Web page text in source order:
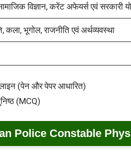
सामाजिक विज्ञान, करेंट अफेयर्स एवं सरकारी
भूगोल, राजनीति एवं अर्थव्यवस्था
(पेन और पेपर आधारित)
(MCQ)
Police Constable